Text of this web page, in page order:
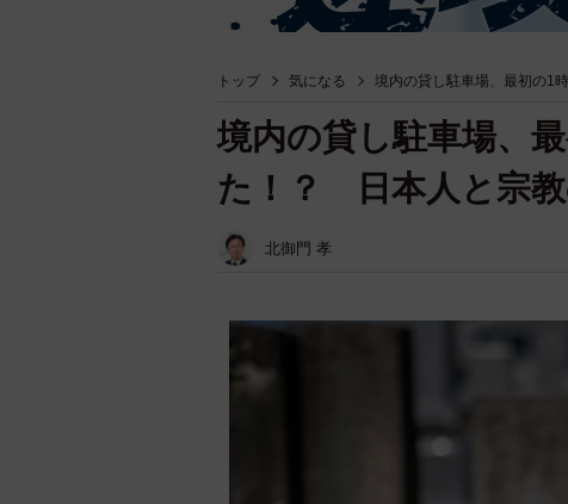
トップ 気になる 境内の貸し駐車場、最初の1
境内の貸し駐車場、
た！？ 日本人と宗
北御門 孝